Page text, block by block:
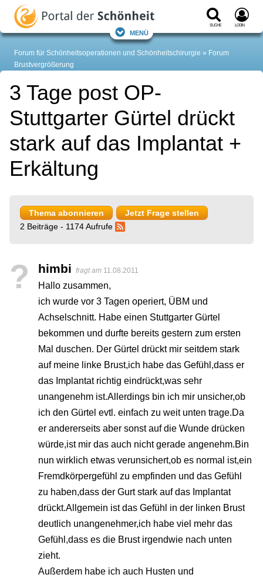
Suche Login
Menü
Forum für Schönheitsoperationen und Schönheitschirurgie
Forum
Brustvergrößerung
3 Tage post OP-
Stuttgarter Gürtel drückt
stark auf das Implantat +
Erkältung
Thema abonnieren
Jetzt Frage stellen
2 Beiträge - 1174 Aufrufe
? himbi fragt am 11.08.2011
Hallo zusammen,
ich wurde vor 3 Tagen operiert, ÜBM und
Achselschnitt. Habe einen Stuttgarter Gürtel
bekommen und durfte bereits gestern zum ersten
Mal duschen. Der Gürtel drückt mir seitdem stark
auf meine linke Brust,ich habe das Gefühl,dass er
das Implantat richtig eindrückt,was sehr
unangenehm ist.Allerdings bin ich mir unsicher,ob
ich den Gürtel evtl. einfach zu weit unten trage.Da
er andererseits aber sonst auf die Wunde drücken
würde,ist mir das auch nicht gerade angenehm.Bin
nun wirklich etwas verunsichert,ob es normal ist,ein
Fremdkörpergefühl zu empfinden und das Gefühl
zu haben,dass der Gurt stark auf das Implantat
drückt.Allgemein ist das Gefühl in der linken Brust
deutlich unangenehmer,ich habe viel mehr das
Gefühl,dass es die Brust irgendwie nach unten
zieht.
Außerdem habe ich auch Husten und